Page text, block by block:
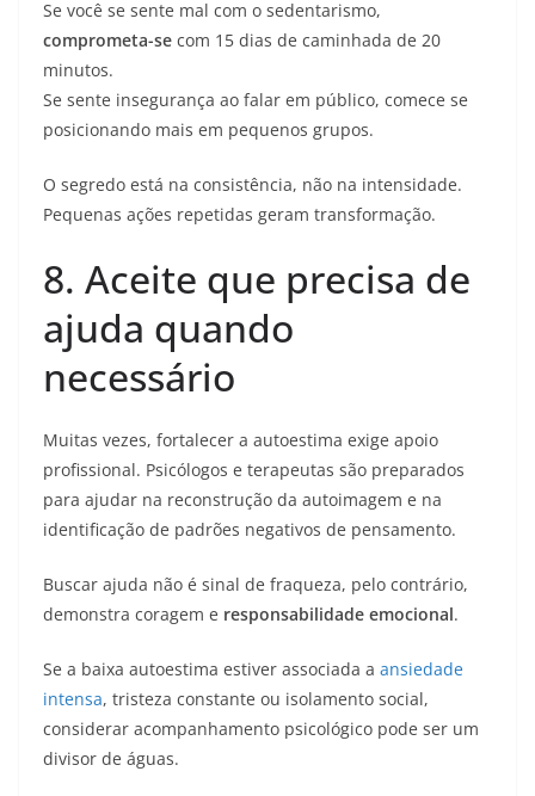
Se você se sente mal com o sedentarismo,
comprometa-se com 15 dias de caminhada de 20
minutos.
Se sente insegurança ao falar em público, comece se
posicionando mais em pequenos grupos.
O segredo está na consistência, não na intensidade.
Pequenas ações repetidas geram transformação.
8. Aceite que precisa de
ajuda quando
necessário
Muitas vezes, fortalecer a autoestima exige apoio
profissional. Psicólogos e terapeutas são preparados
para ajudar na reconstrução da autoimagem e na
identificação de padrões negativos de pensamento.
Buscar ajuda não é sinal de fraqueza, pelo contrário,
demonstra coragem e responsabilidade emocional.
Se a baixa autoestima estiver associada a ansiedade
intensa, tristeza constante ou isolamento social,
considerar acompanhamento psicológico pode ser um
divisor de águas.